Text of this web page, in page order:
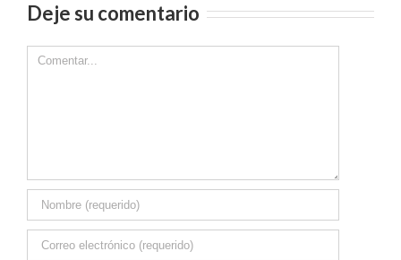
Deje su comentario
Comment